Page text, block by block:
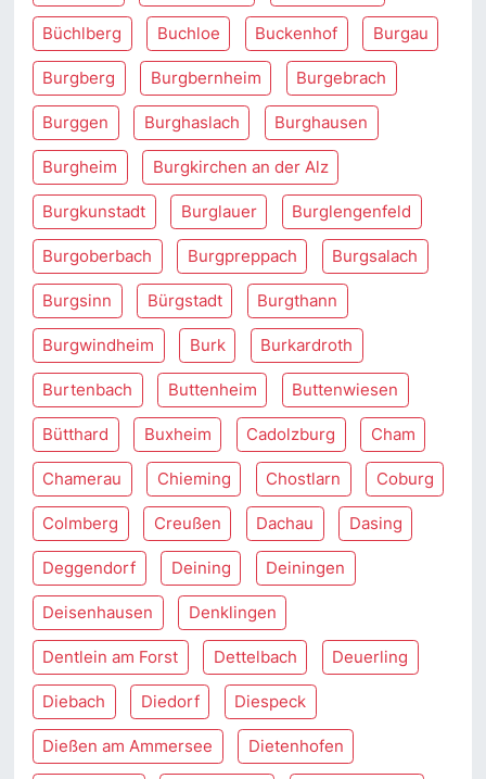
Büchlberg Buchloe Buckenhof Burgau
Burgberg Burgbernheim Burgebrach
Burggen Burghaslach Burghausen
Burgheim Burgkirchen an der Alz
Burgkunstadt Burglauer Burglengenfeld
Burgoberbach Burgpreppach Burgsalach
Burgsinn Bürgstadt Burgthann
Burgwindheim Burk Burkardroth
Burtenbach Buttenheim Buttenwiesen
Bütthard Buxheim Cadolzburg Cham
Chamerau Chieming Chostlarn Coburg
Colmberg Creußen Dachau Dasing
Deggendorf Deining Deiningen
Deisenhausen Denklingen
Dentlein am Forst Dettelbach Deuerling
Diebach Diedorf Diespeck
Dießen am Ammersee Dietenhofen